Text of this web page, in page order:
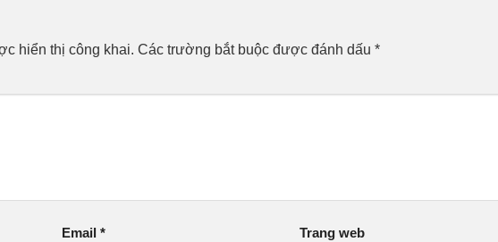
hiển thị công khai. Các trường bắt buộc được đánh dấu *
Email * Trang web